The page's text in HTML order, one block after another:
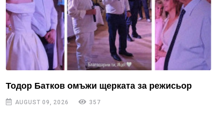
Тодор Батков омъжи щерката за режисьор
AUGUST 09, 2026 357